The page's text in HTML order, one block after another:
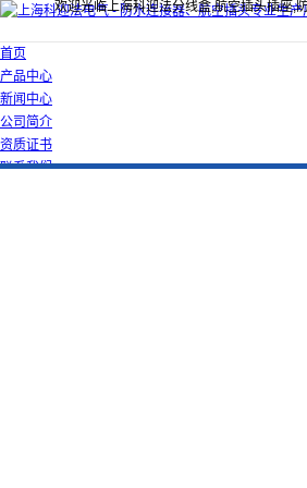
欢迎光临上海科迎法分线盒,航空插头插座,
首页
产品中心
新闻中心
公司简介
资质证书
联系我们